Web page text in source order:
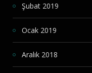
Şubat 2019
Ocak 2019
Aralık 2018